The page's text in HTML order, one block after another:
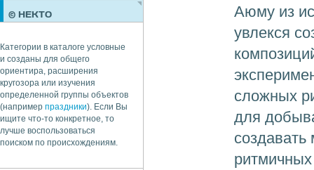
ОБЩЕСТВО
© НЕКТО
Категории в каталоге условные
и созданы для общего
ориентира, расширения
кругозора или изучения
определенной группы объектов
(например праздники). Если Вы
ищите что-то конкретное, то
лучше воспользоваться
поиском по происхождениям.
Аюму из
увлекся
сложных
для